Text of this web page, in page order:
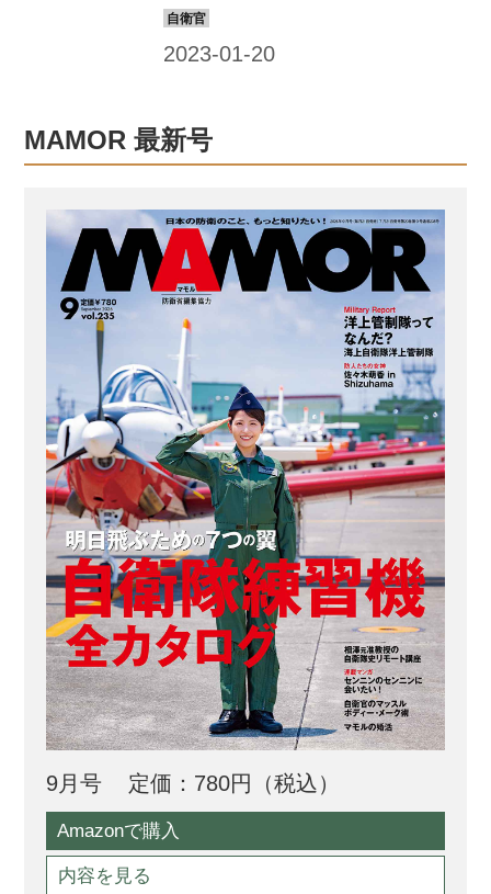
轄区域は北海道全体の面積の約40パー
セン...
また、日ごろから、有事に備えて防衛
す。彼ら彼女らの苦労なくして、日本
の防衛は成り立ちません。その活動の
防衛局員、ここにあり！ 在日アメリカ
軍の訓練移転をリポート 地方防衛局員
の多種多様な仕事を紹介する前に、そ
の1例として、在日アメリカ軍が航空自
衛隊の基地へ移動して、空自との共同
訓練を行う「米軍再編に係る訓練移転
（通称ATR：Aviation Train...
MAMOR 最新号
9月号 定価：780円（税込）
Amazonで購入
内容を見る